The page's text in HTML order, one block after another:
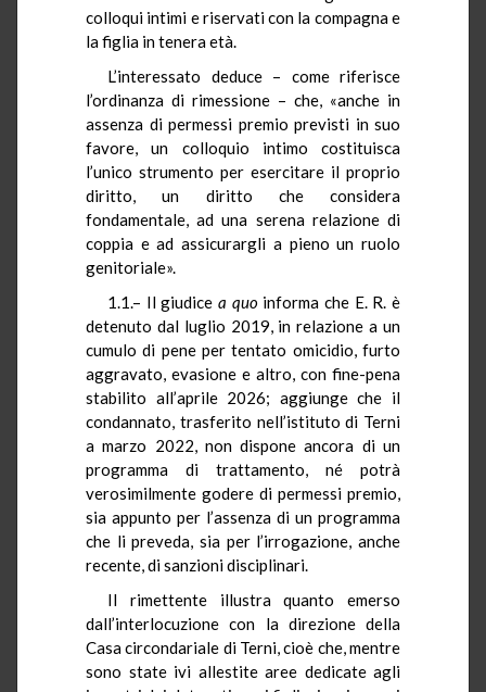
colloqui intimi e riservati con la compagna e
la figlia in tenera età.
L’interessato deduce – come riferisce
l’ordinanza di rimessione – che, «anche in
assenza di permessi premio previsti in suo
favore, un colloquio intimo costituisca
l’unico strumento per esercitare il proprio
diritto, un diritto che considera
fondamentale, ad una serena relazione di
coppia e ad assicurargli a pieno un ruolo
genitoriale».
1.1.– Il giudice a quoinforma che E. R. è
detenuto dal luglio 2019, in relazione a un
cumulo di pene per tentato omicidio, furto
aggravato, evasione e altro, con fine-pena
stabilito all’aprile 2026; aggiunge che il
condannato, trasferito nell’istituto di Terni
a marzo 2022, non dispone ancora di un
programma di trattamento, né potrà
verosimilmente godere di permessi premio,
sia appunto per l’assenza di un programma
che li preveda, sia per l’irrogazione, anche
recente, di sanzioni disciplinari.
Il rimettente illustra quanto emerso
dall’interlocuzione con la direzione della
Casa circondariale di Terni, cioè che, mentre
sono state ivi allestite aree dedicate agli